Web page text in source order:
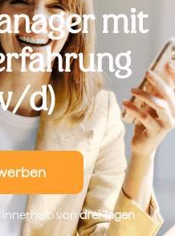
mit
d)
vondrei Tagen